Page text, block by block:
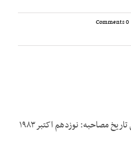
0 Comments
روایت‌‌کننده: آقای دکتر کریم سنجابی تاریخ مصاحبه: نوزدهم اکتبر ۱۹۸۳